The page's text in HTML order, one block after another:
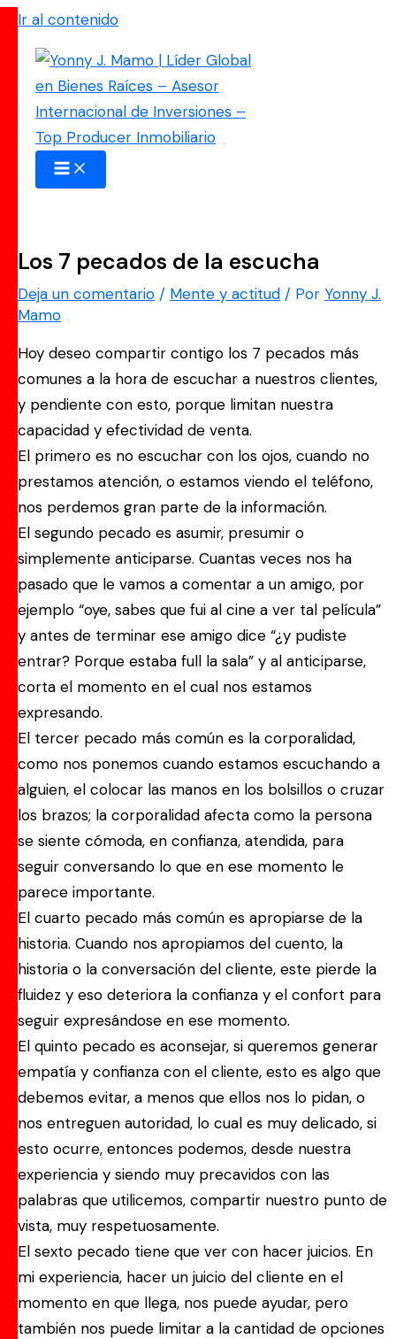
Ir al contenido
Los 7 pecados de la escucha
Deja un comentario / Mente y actitud / Por Yonny J.
Mamo
Hoy deseo compartir contigo los 7 pecados más
comunes a la hora de escuchar a nuestros clientes,
y pendiente con esto, porque limitan nuestra
capacidad y efectividad de venta.
El primero es no escuchar con los ojos, cuando no
prestamos atención, o estamos viendo el teléfono,
nos perdemos gran parte de la información.
El segundo pecado es asumir, presumir o
simplemente anticiparse. Cuantas veces nos ha
pasado que le vamos a comentar a un amigo, por
ejemplo “oye, sabes que fui al cine a ver tal película”
y antes de terminar ese amigo dice “¿y pudiste
entrar? Porque estaba full la sala” y al anticiparse,
corta el momento en el cual nos estamos
expresando.
El tercer pecado más común es la corporalidad,
como nos ponemos cuando estamos escuchando a
alguien, el colocar las manos en los bolsillos o cruzar
los brazos; la corporalidad afecta como la persona
se siente cómoda, en confianza, atendida, para
seguir conversando lo que en ese momento le
parece importante.
El cuarto pecado más común es apropiarse de la
historia. Cuando nos apropiamos del cuento, la
historia o la conversación del cliente, este pierde la
fluidez y eso deteriora la confianza y el confort para
seguir expresándose en ese momento.
El quinto pecado es aconsejar, si queremos generar
empatía y confianza con el cliente, esto es algo que
debemos evitar, a menos que ellos nos lo pidan, o
nos entreguen autoridad, lo cual es muy delicado, si
esto ocurre, entonces podemos, desde nuestra
experiencia y siendo muy precavidos con las
palabras que utilicemos, compartir nuestro punto de
vista, muy respetuosamente.
El sexto pecado tiene que ver con hacer juicios. En
mi experiencia, hacer un juicio del cliente en el
momento en que llega, nos puede ayudar, pero
también nos puede limitar a la cantidad de opciones